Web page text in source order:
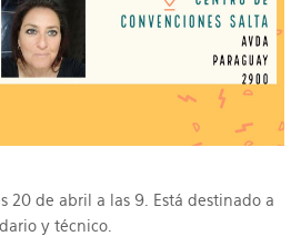
20 de abril a las 9. Está destinado a
y técnico.